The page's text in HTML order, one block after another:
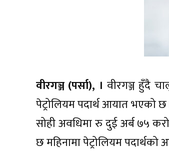
वीरगञ्ज (पर्सा), । वीरगञ्ज हुँदै
पेट्रोलियम पदार्थ आयात भएको
सोही अवधिमा रु दुई अर्ब ७५
छ महिनामा पेट्रोलियम